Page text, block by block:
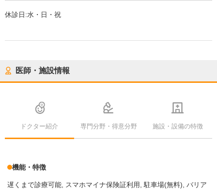
休診日:水・日・祝
医師・施設情報
ドクター紹介 専門分野・得意分野 施設・設備の特徴
機能・特徴
遅くまで診療可能 スマホマイナ保険証利用 駐車場(無料) バリア